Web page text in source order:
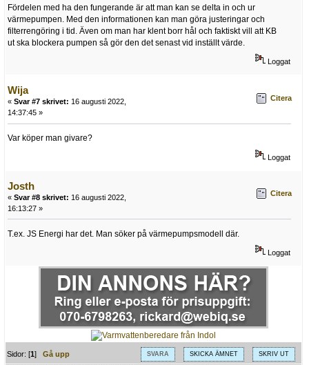
Fördelen med ha den fungerande är att man kan se delta in och ur
värmepumpen. Med den informationen kan man göra justeringar och
filterrengöring i tid. Även om man har klent borr hål och faktiskt vill att KB
ut ska blockera pumpen så gör den det senast vid inställt värde.
Loggat
Wija
« Svar #7 skrivet: 16 augusti 2022,
14:37:45 »
Citera
Var köper man givare?
Loggat
Josth
« Svar #8 skrivet: 16 augusti 2022,
16:13:27 »
Citera
T.ex. JS Energi har det. Man söker på värmepumpsmodell där.
Loggat
SVARA SKICKA ÄMNET SKRIV UT
Sidor: [1]Gå upp